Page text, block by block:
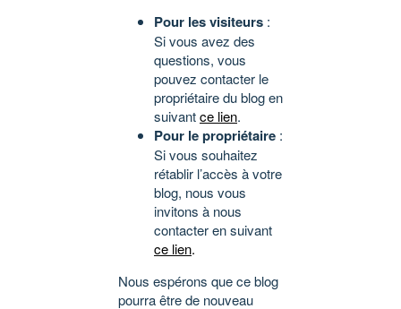
Pour les visiteurs :
Si vous avez des
questions, vous
pouvez contacter le
propriétaire du blog en
suivantce lien.
Pour le propriétaire :
Si vous souhaitez
rétablir l’accès à votre
blog, nous vous
invitons à nous
contacter en suivant
ce lien.
Nous espérons que ce blog
pourra être de nouveau